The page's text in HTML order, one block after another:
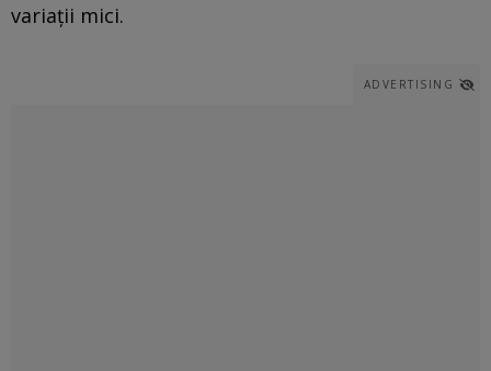
variații mici.
ADVERTISING